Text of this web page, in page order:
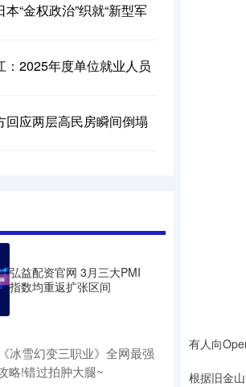
有人向
根据旧金
“金权政治”织就“新型军
：2025年度单位就业人员
回应两层高民房瞬间倒塌
弘益配资官网 3月三大PMI
指数均重返扩张区间
冰雪幻变三职业》全网最强
略!错过拍肿大腿~